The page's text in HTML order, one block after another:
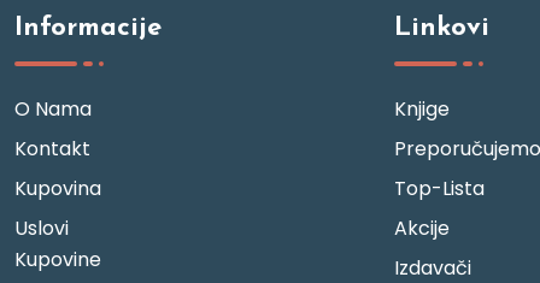
Informacije
O Nama
Kontakt
Kupovina
Uslovi
Kupovine
Linkovi
Knjige
Preporučujemo
Top-Lista
Akcije
Izdavači